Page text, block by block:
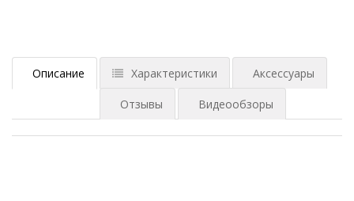
Описание Характеристики Аксессуары
Отзывы Видеообзоры